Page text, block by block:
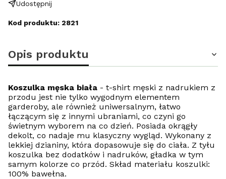
Udostępnij
Kod produktu: 2821
Opis produktu
Koszulka męska biała - t-shirt męski z nadrukiem z
przodu jest nie tylko wygodnym elementem
garderoby, ale również uniwersalnym, łatwo
łączącym się z innymi ubraniami, co czyni go
świetnym wyborem na co dzień. Posiada okrągły
dekolt, co nadaje mu klasyczny wygląd. Wykonany z
lekkiej dzianiny, która dopasowuje się do ciała. Z tyłu
koszulka bez dodatków i nadruków, gładka w tym
samym kolorze co przód. Skład materiału koszulki:
100% bawełna.